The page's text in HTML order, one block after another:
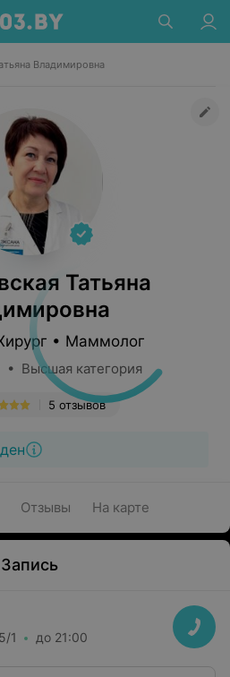
Владимировна
Татьяна
• Маммолог
Высшая категория
5 отзывов
Отзывы На карте
Запись
1 до 21:00